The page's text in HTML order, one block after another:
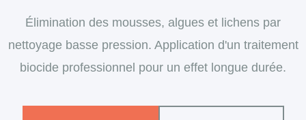
Élimination des mousses, algues et lichens par
nettoyage basse pression. Application d'un traitement
biocide professionnel pour un effet longue durée.